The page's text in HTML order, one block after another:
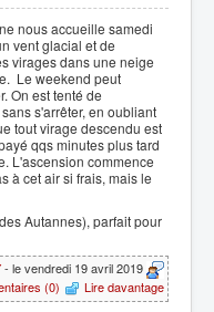
nous accueille samedi
vent glacial et de
virages dans une neige
Le weekend peut
On est tenté de
s'arrêter, en oubliant
tout virage descendu est
qqs minutes plus tard
L'ascension commence
à cet air si frais, mais le
Autannes), parfait pour
- le vendredi 19 avril 2019
(0)
Lire davantage